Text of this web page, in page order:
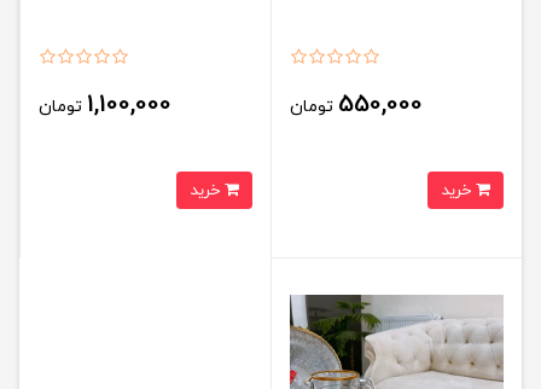
550,000 تومان 1,100,000 تومان